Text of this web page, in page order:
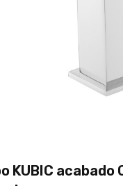
KUBIC acabado